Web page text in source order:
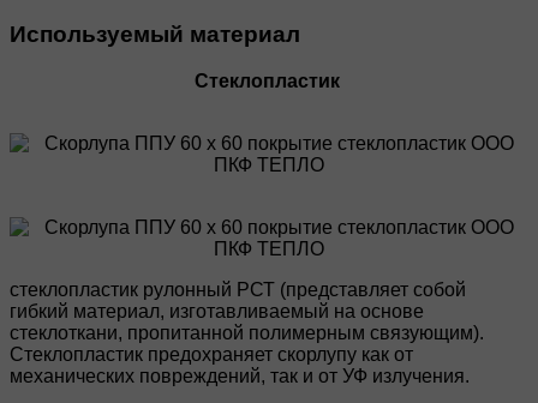
Используемый материал
Стеклопластик
стеклопластик рулонный РСТ (представляет собой
гибкий материал, изготавливаемый на основе
стеклоткани, пропитанной полимерным связующим).
Стеклопластик предохраняет скорлупу как от
механических повреждений, так и от УФ излучения.